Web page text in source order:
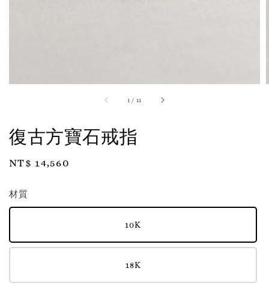
1 / 11
復古方寶石戒指
Regular
NT$ 14,560
材質
10K
18K